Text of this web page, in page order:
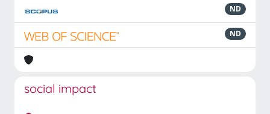
ND
ND
social impact